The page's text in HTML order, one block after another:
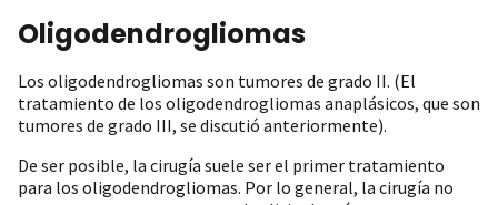
Oligodendrogliomas
Los oligodendrogliomas son tumores de grado II. (El
tratamiento de los oligodendrogliomas anaplásicos, que son
tumores de grado III, se discutió anteriormente).
De ser posible, la cirugía suele ser el primer tratamiento
para los oligodendrogliomas. Por lo general, la cirugía no